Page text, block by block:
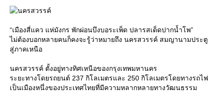
“เมืองสี่แคว แห่มังกร พักผ่อนบึงบอระเพ็ด ปลารสเด็ดปากน้ำโพ”
ไม่ต้องบอกหลายคนก็คงจะรู้ว่าหมายถึง นครสวรรค์ สมญานามประตู
สู่ภาคเหนือ
นครสวรรค์ ตั้งอยู่ทางทิศเหนือของกรุงเทพมหานคร
ระยะทางโดยรถยนต์ 237 กิโลเมตรและ 250 กิโลเมตรโดยทางรถไฟ
เป็นเมืองหนึ่งของประเทศไทยที่มีความหลากหลายทางวัฒนธรรม